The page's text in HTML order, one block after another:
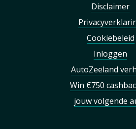
Disclaimer
Cookiebeleid
Inloggen
AutoZeeland
Win €750
jouw volgende